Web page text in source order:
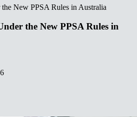
the New PPSA Rules in